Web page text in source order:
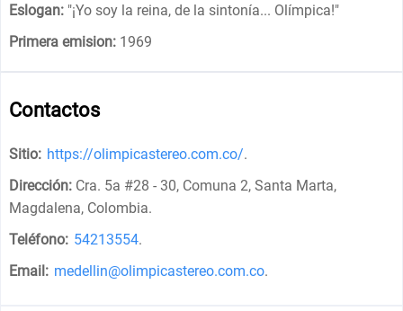
Eslogan: "¡Yo soy la reina, de la sintonía... Olímpica!"
Primera emision: 1969
Contactos
Sitio: https://olimpicastereo.com.co/.
Dirección: Cra. 5a #28 - 30, Comuna 2, Santa Marta,
Magdalena, Colombia.
Teléfono: 54213554.
Email: medellin@olimpicastereo.com.co.